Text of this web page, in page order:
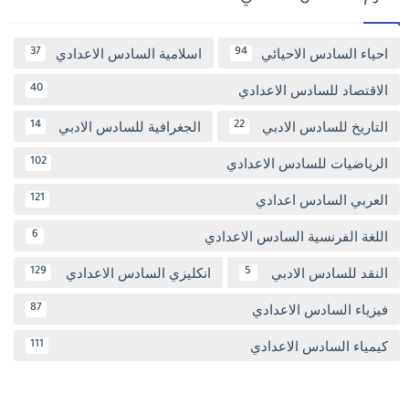
احياء السادس الاحيائي 94 اسلامية السادس الاعدادي 37
الاقتصاد للسادس الاعدادي 40
التاريخ للسادس الادبي 22 الجغرافية للسادس الادبي 14
الرياضيات للسادس الاعدادي 102
العربي السادس اعدادي 121
اللغة الفرنسية السادس الاعدادي 6
النقد للسادس الادبي 5 انكليزي السادس الاعدادي 129
فيزياء السادس الاعدادي 87
كيمياء السادس الاعدادي 111